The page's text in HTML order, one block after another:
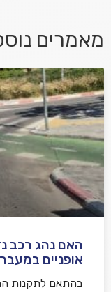
אני מאשר/ת
למדיניות הפרטיות
מאמרים
האם נהג רכב
אופניים
בהתאם לתקנות